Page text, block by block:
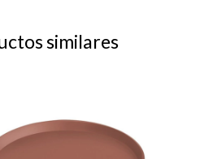
similares